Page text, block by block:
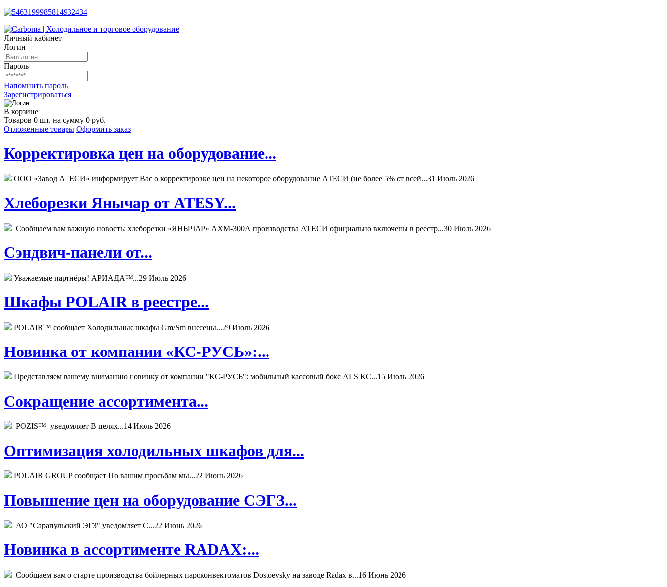
Личный кабинет
Логин
Пароль
Напомнить пароль
Зарегистрироваться
В корзине
Товаров 0 шт. на сумму 0 руб.
Отложенные товары Оформить заказ
Корректировка цен на оборудование...
ООО «Завод АТЕСИ» информирует Вас о корректировке цен на некоторое оборудование АТЕСИ (не более 5% от всей...31 Июль 2026
Хлеборезки Янычар от ATESY...
Сообщаем вам важную новость: хлеборезки «ЯНЫЧАР» АХМ-300А производства АТЕСИ официально включены в реестр...30 Июль 2026
Сэндвич-панели от...
Уважаемые партнёры! АРИАДА™...29 Июль 2026
Шкафы POLAIR в реестре...
POLAIR™ сообщает Холодильные шкафы Gm/Sm внесены...29 Июль 2026
Новинка от компании «КС-РУСЬ»:...
Представляем вашему вниманию новинку от компании "КС-РУСЬ": мобильный кассовый бокс ALS КС...15 Июль 2026
Сокращение ассортимента...
POZIS™ уведомляет В целях...14 Июль 2026
Оптимизация холодильных шкафов для...
POLAIR GROUP сообщает По вашим просьбам мы...22 Июнь 2026
Повышение цен на оборудование СЭГЗ...
АО "Сарапульский ЭГЗ" уведомляет С...22 Июнь 2026
Новинка в ассортименте RADAX:...
Сообщаем вам о старте производства бойлерных пароконвектоматов Dostoevsky на заводе Radax в...16 Июнь 2026